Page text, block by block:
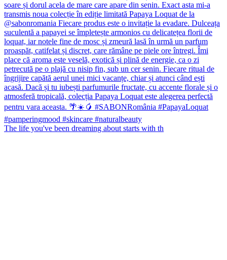
The life you've been dreaming about starts with th